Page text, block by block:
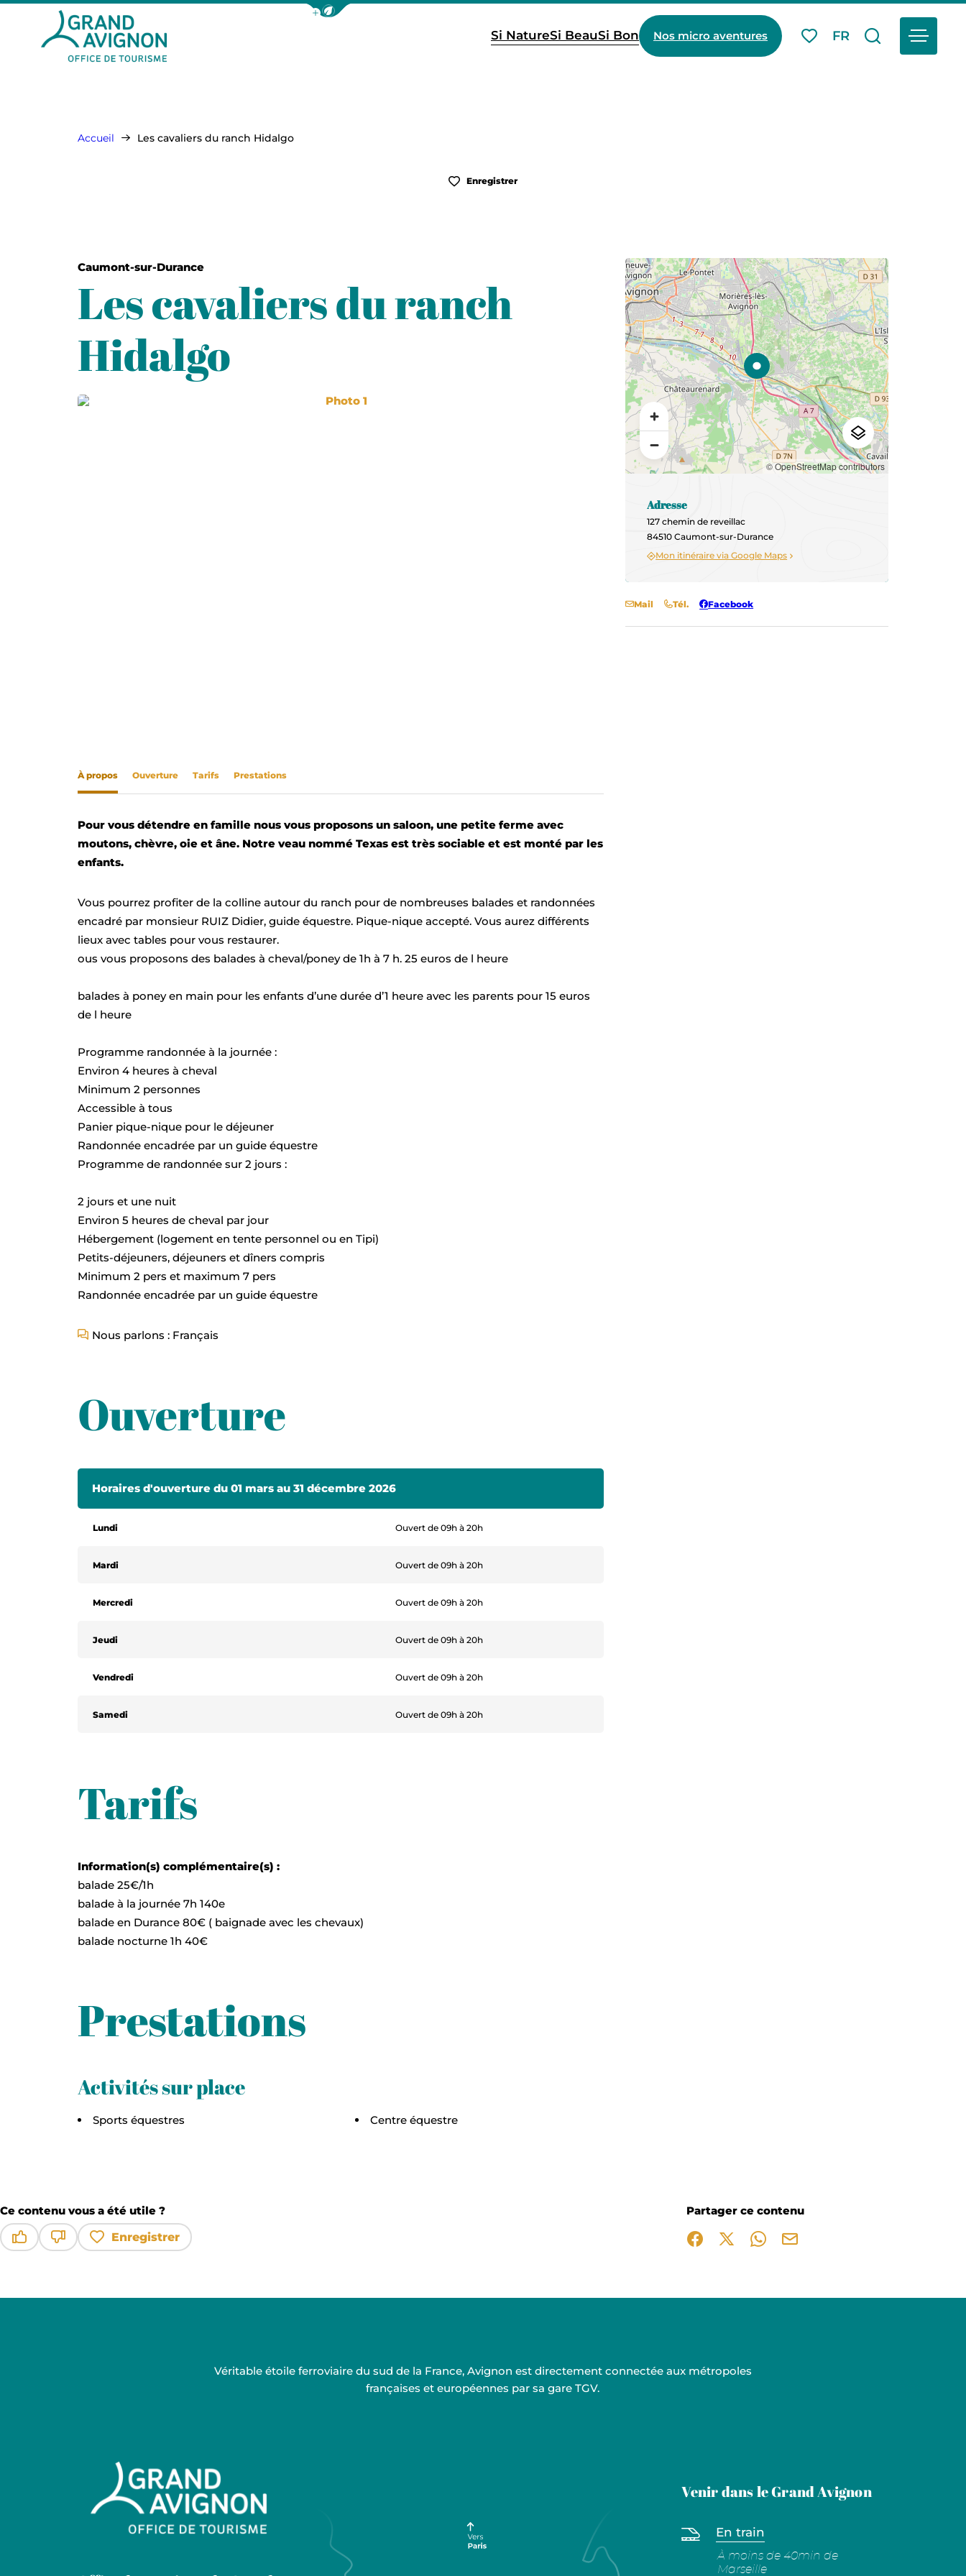
Afficher la barre de navigation du mode éco
Si NatureSi BeauSi Bon Nos micro aventures
Mes favoris
FR
Je
Accueil Les cavaliers du ranch Hidalgo
Enregistrer
Caumont-sur-Durance
Les cavaliers du ranch
Hidalgo
Photo 1
À propos Ouverture Tarifs Prestations
Pour vous détendre en famille nous vous proposons un saloon, une petite ferme avec
moutons, chèvre, oie et âne. Notre veau nommé Texas est très sociable et est monté par les
enfants.
Vous pourrez profiter de la colline autour du ranch pour de nombreuses balades et randonnées
encadré par monsieur RUIZ Didier, guide équestre. Pique-nique accepté. Vous aurez différents
lieux avec tables pour vous restaurer.
ous vous proposons des balades à cheval/poney de 1h à 7 h. 25 euros de l heure
balades à poney en main pour les enfants d’une durée d’1 heure avec les parents pour 15 euros
de l heure
Programme randonnée à la journée :
Environ 4 heures à cheval
Minimum 2 personnes
Accessible à tous
Panier pique-nique pour le déjeuner
Randonnée encadrée par un guide équestre
Programme de randonnée sur 2 jours :
2 jours et une nuit
Environ 5 heures de cheval par jour
Hébergement (logement en tente personnel ou en Tipi)
Petits-déjeuners, déjeuners et dîners compris
Minimum 2 pers et maximum 7 pers
Randonnée encadrée par un guide équestre
Nous parlons : Français
Ouverture
Horaires d'ouverture du 01 mars au 31 décembre 2026
Lundi Ouvert de 09h à 20h
Mardi Ouvert de 09h à 20h
Mercredi Ouvert de 09h à 20h
Jeudi Ouvert de 09h à 20h
Vendredi Ouvert de 09h à 20h
Samedi Ouvert de 09h à 20h
Tarifs
Information(s) complémentaire(s) :
balade 25€/1h
balade à la journée 7h 140e
balade en Durance 80€ ( baignade avec les chevaux)
balade nocturne 1h 40€
Prestations
Activités sur place
Sports équestres Centre équestre
© OpenStreetMap contributors
Adresse
127 chemin de reveillac
84510 Caumont-sur-Durance
Mon itinéraire via Google Maps
Mail Tél. Facebook
Ce contenu vous a été utile ?
Enregistrer
Partager ce contenu
Partager sur Facebook (nouvelle fenêtre)
Partager sur X / Twitter (nouvelle fenêtre)
Partager sur WhatsApp
Partager par mail
Véritable étoile ferroviaire du sud de la France, Avignon est directement connectée aux métropoles
françaises et européennes par sa gare TGV.
Venir dans le Grand Avignon
En train
À moins de 40min de
Marseille